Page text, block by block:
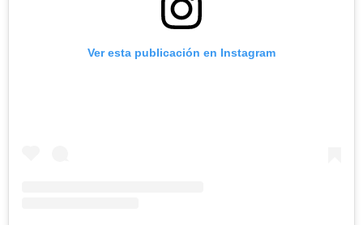
Ver esta publicación en Instagram